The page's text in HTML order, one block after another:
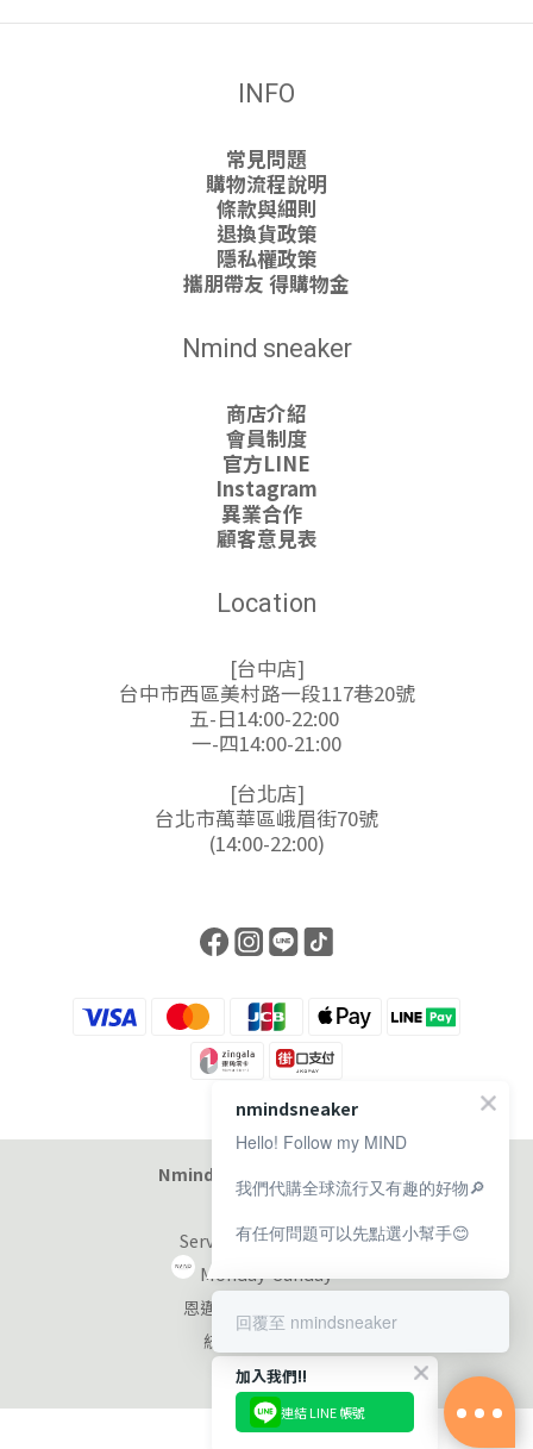
立即購買
INFO
常見問題
購物流程說明
條款與細則
退換貨政策
隱私權政策
攜朋帶友 得購物金
Nmind sneaker
商店介紹
會員制度
官方LINE
Instagram
異業合作
顧客意見表
Location
[台中店]
台中市西區美村路一段117巷20號
五-日14:00-22:00
一-四14:00-21:00
[台北店]
台北市萬華區峨眉街70號
(14:00-22:00)
Nmind Sneaker 恩邁選貨店
Service at 11:00-19:00
Monday-Sunday
恩邁國際股份有限公司
統編：90353953
加入我們!!
連結 LINE 帳號
nmindsneaker
Hello! Follow my MIND
我們代購全球流行又有趣的好物🔎
有任何問題可以先點選小幫手😊
回覆至 nmindsneaker